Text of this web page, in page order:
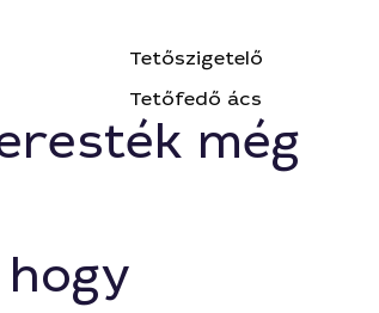
Tetőszigetelő
Tetőfedő ács
még